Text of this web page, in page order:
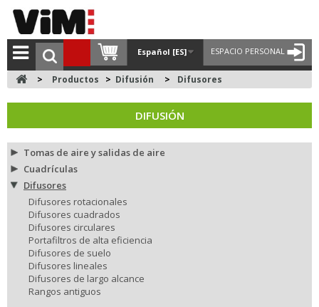
ESPACIO PERSONAL
Español [ES]
> Productos > Difusión > Difusores
DIFUSIÓN
Tomas de aire y salidas de aire
Cuadrículas
Difusores
Difusores rotacionales
Difusores cuadrados
Difusores circulares
Portafiltros de alta eficiencia
Difusores de suelo
Difusores lineales
Difusores de largo alcance
Rangos antiguos